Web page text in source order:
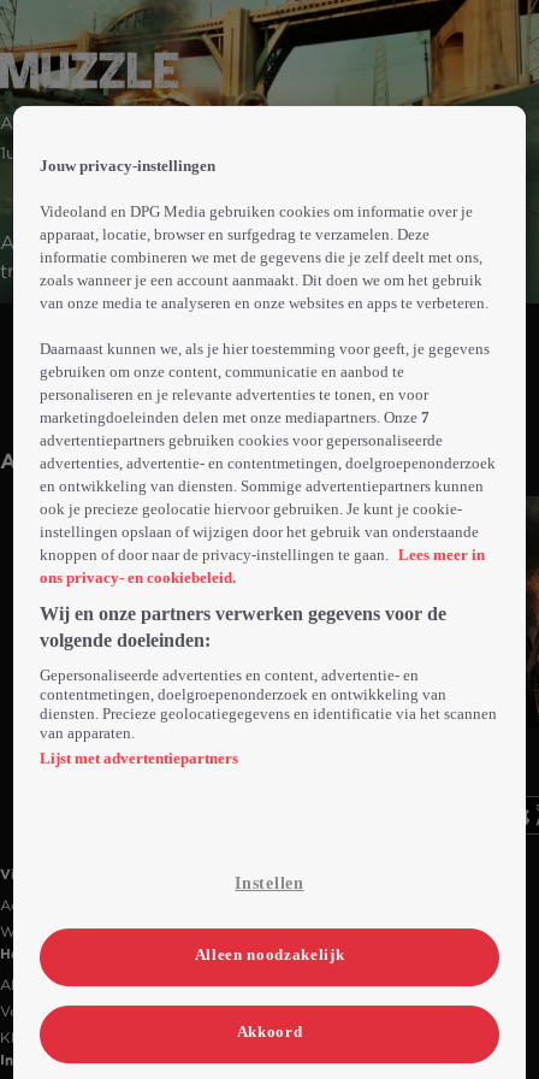
Actie | Thriller
1uur35min
Agent Jake Rosser van de hondenbrigade raakt zijn
trouwe politiehond kwijt bij een schietpartij met een
bende drugsdealers. Rosser gaat door het lint en wordt
aan, bijgestaan door de valse, afgekeurde politiehond
Socks. Tijdens hun wraaktocht ontdekken ze een
samenzwering die de hele stad in z'n greep houdt.
Abonneren op Videoland
Meer
info
Anderen kijken ook
Ga
naar
Trailer
Videoland
Actiecode
Werken bij RTL
Handige links
Alle films & series
Veelgestelde vragen
Klantenservice
Informatie
Jouw privacy-instellingen
Videoland en DPG Media gebruiken cookies om informatie over je
apparaat, locatie, browser en surfgedrag te verzamelen. Deze
informatie combineren we met de gegevens die je zelf deelt met ons,
zoals wanneer je een account aanmaakt. Dit doen we om het gebruik
van onze media te analyseren en onze websites en apps te verbeteren.
Daarnaast kunnen we, als je hier toestemming voor geeft, je gegevens
gebruiken om onze content, communicatie en aanbod te
personaliseren en je relevante advertenties te tonen, en voor
marketingdoeleinden delen met onze mediapartners. Onze7
advertentiepartners gebruiken cookies voor gepersonaliseerde
advertenties, advertentie- en contentmetingen, doelgroepenonderzoek
en ontwikkeling van diensten. Sommige advertentiepartners kunnen
ook je precieze geolocatie hiervoor gebruiken. Je kunt je cookie-
instellingen opslaan of wijzigen door het gebruik van onderstaande
knoppen of door naar de privacy-instellingen te gaan.
Lees meer in
ons privacy- en cookiebeleid.
Wij en onze partners verwerken gegevens voor de
volgende doeleinden:
Gepersonaliseerde advertenties en content, advertentie- en
contentmetingen, doelgroepenonderzoek en ontwikkeling van
diensten. Precieze geolocatiegegevens en identificatie via het scannen
van apparaten.
Lijst met advertentiepartners
Instellen
Alleen noodzakelijk
Akkoord